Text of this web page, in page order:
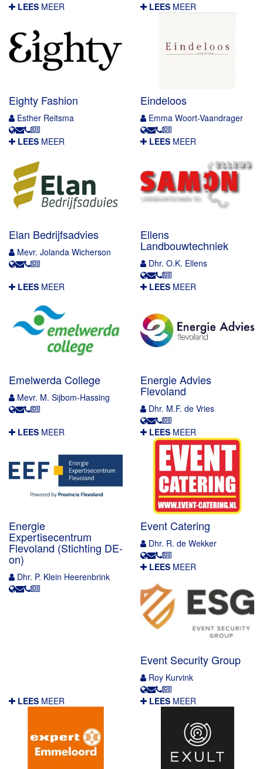
LEES MEER
Eighty Fashion
Esther Reitsma
LEES MEER
Eindeloos
Emma Woort-Vaandrager
LEES MEER
Elan Bedrijfsadvies
Mevr. Jolanda Wicherson
LEES MEER
Ellens
Landbouwtechniek
Dhr. O.K. Ellens
LEES MEER
Emelwerda College
Mevr. M. Sijbom-Hassing
LEES MEER
Energie Advies
Flevoland
Dhr. M.F. de Vries
LEES MEER
Energie
Expertisecentrum
Flevoland (Stichting DE-
on)
Dhr. P. Klein Heerenbrink
LEES MEER
Event Catering
Dhr. R. de Wekker
LEES MEER
Event Security Group
Roy Kurvink
LEES MEER LEES MEER